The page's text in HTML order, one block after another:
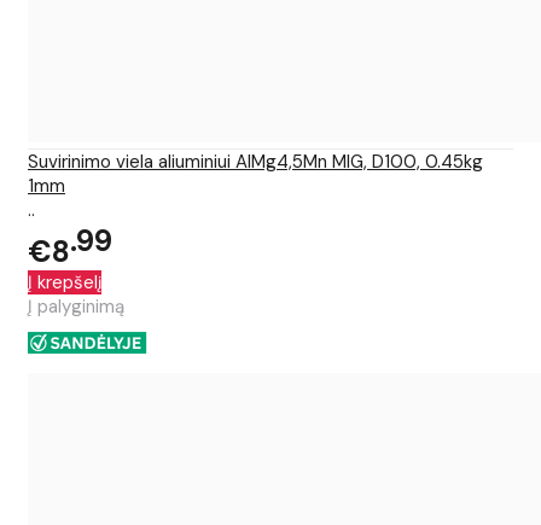
Suvirinimo viela aliuminiui AlMg4,5Mn MIG, D100, 0.45kg
1mm
..
€8 99
Į krepšelį
Į palyginimą